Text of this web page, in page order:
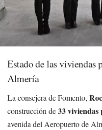
Estado de las viviendas
Almería
La consejera de Fomento,
construcción de33
avenida del Aeropuerto de